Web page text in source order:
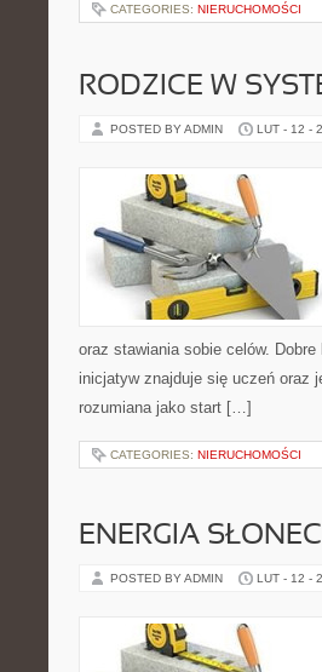
CATEGORIES: NIERUCHOMOŚCI
RODZICE W
POSTED BY ADMIN LUT - 12 -
oraz stawiania sobie celów.
inicjatyw znajduje się uczeń oraz
rozumiana jako start […]
CATEGORIES: NIERUCHOMOŚCI
ENERGIA
POSTED BY ADMIN LUT - 12 -